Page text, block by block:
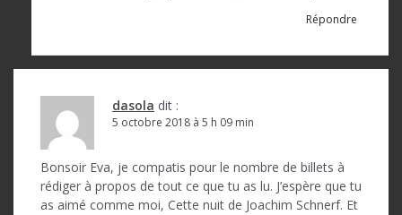
Répondre
dasola dit :
5 octobre 2018 à 5 h 09 min
Bonsoir Eva, je compatis pour le nombre de billets à
rédiger à propos de tout ce que tu as lu. J’espère que tu
as aimé comme moi, Cette nuit de Joachim Schnerf. Et